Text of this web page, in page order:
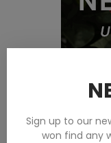
Sign up to our
won find any